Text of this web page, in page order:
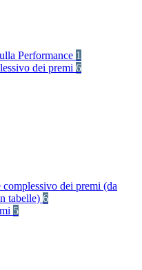
Performance 1
dei premi 6
dei premi (da
tabelle) 6
5